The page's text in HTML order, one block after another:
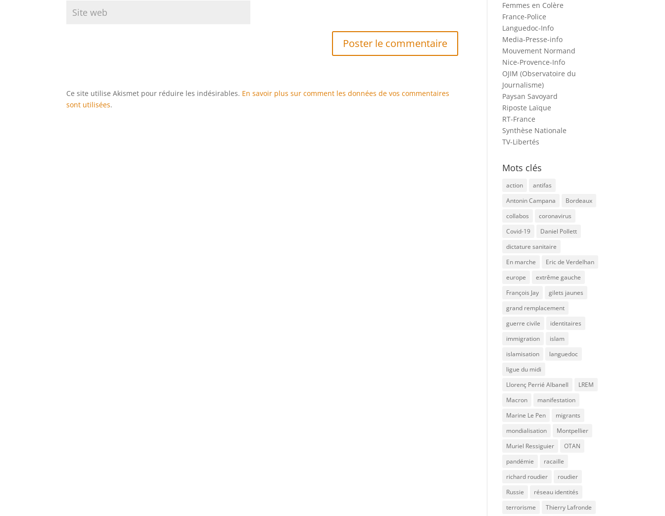
Ce site utilise Akismet pour réduire les indésirables. En savoir plus sur comment les données de vos commentaires
sont utilisées.
Femmes en Colère
France-Police
Languedoc-Info
Media-Presse-info
Mouvement Normand
Nice-Provence-Info
OJIM (Observatoire du
Journalisme)
Paysan Savoyard
Riposte Laïque
RT-France
Synthèse Nationale
TV-Libertés
Mots clés
action
antifas
Antonin Campana
Bordeaux
collabos
coronavirus
Covid-19
Daniel Pollett
dictature sanitaire
En marche
Eric de Verdelhan
europe
extrême gauche
François Jay
gilets jaunes
grand remplacement
guerre civile
identitaires
immigration
islam
islamisation
languedoc
ligue du midi
Llorenç Perrié Albanell
LREM
Macron
manifestation
Marine Le Pen
migrants
mondialisation
Montpellier
Muriel Ressiguier
OTAN
pandémie
racaille
richard roudier
roudier
Russie
réseau identités
terrorisme
Thierry Lafronde